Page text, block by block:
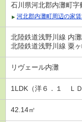
石川県河北郡内灘町字
河北郡内灘町周辺の家
北陸鉄道浅野川線 内
北陸鉄道浅野川線 粟
リヴェール内灘
1LDK（洋６．１ Ｌ
42.14㎡